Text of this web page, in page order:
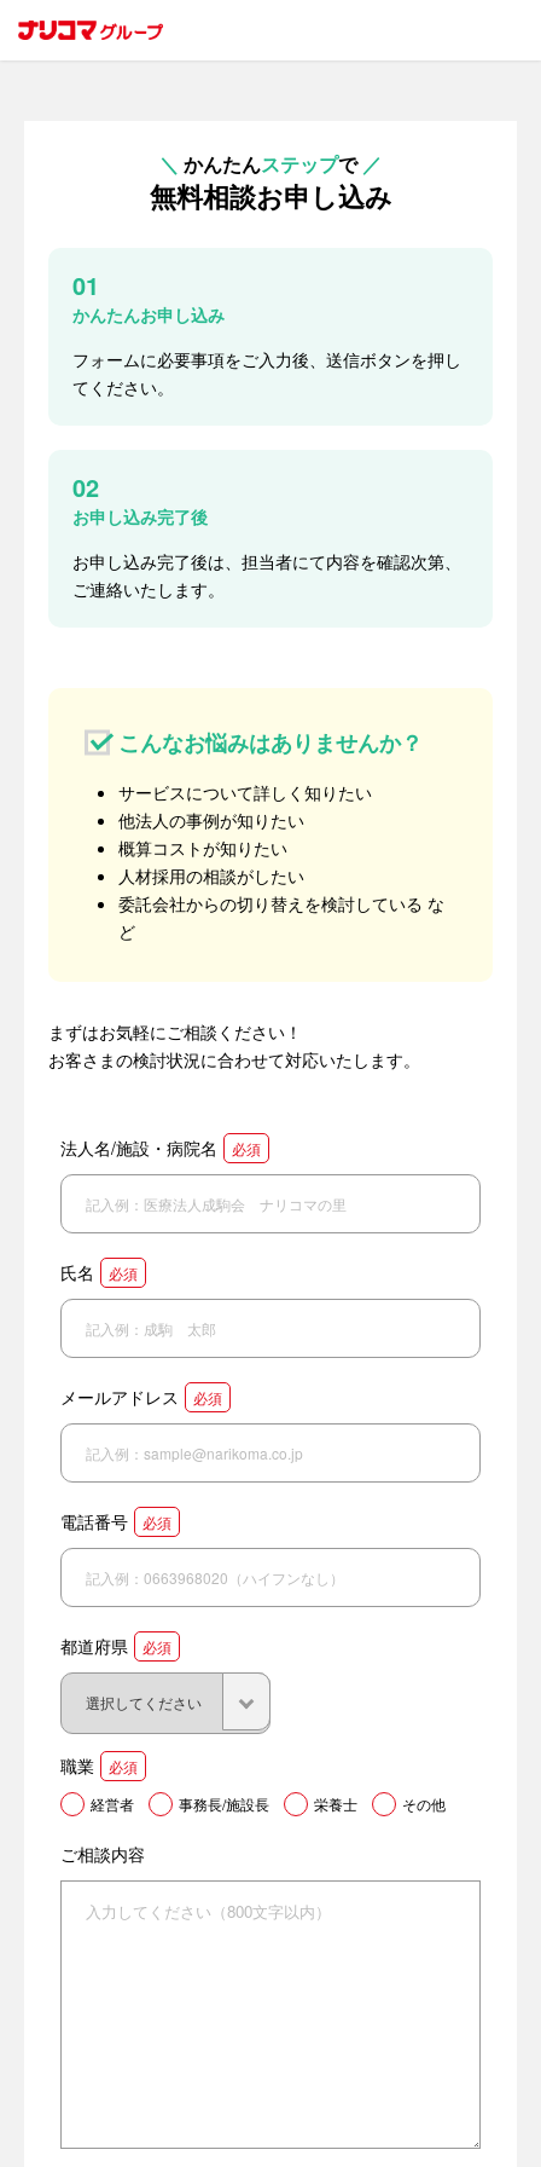
＼ かんたんステップで ／
無料相談お申し込み
01
かんたんお申し込み
フォームに必要事項をご入力後、送信ボタンを押し
てください。
02
お申し込み完了後
お申し込み完了後は、担当者にて内容を確認次第、
ご連絡いたします。
こんなお悩みはありませんか？
サービスについて詳しく知りたい
他法人の事例が知りたい
概算コストが知りたい
人材採用の相談がしたい
委託会社からの切り替えを検討している な
ど
まずはお気軽にご相談ください！
お客さまの検討状況に合わせて対応いたします。
法人名/施設・病院名 必須
氏名 必須
メールアドレス 必須
電話番号 必須
都道府県 必須
職業
必須
経営者
事務長/施設長 栄養士 その他
ご相談内容